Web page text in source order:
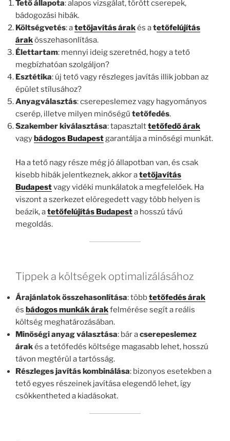
Tető állapota: alapos vizsgálat, törött cserepek,
bádogozási hibák.
Költségvetés: atetőjavítás árakés atetőfelújítás
árakösszehasonlítása.
Élettartam: mennyi ideig szeretnéd, hogy a tető
megbízhatóan szolgáljon?
Esztétika: új tető vagy részleges javítás illik jobban az
épület stílusához?
Anyagválasztás: cserepeslemez vagy hagyományos
cserép, illetve milyen minőségű tetőfedés.
Szakember kiválasztása: tapasztalttetőfedő árak
vagy bádogos Budapestgarantálja a minőségi munkát.
Ha a tető nagy része még jó állapotban van, és csak
kisebb hibák jelentkeznek, akkor atetőjavítás
Budapestvagy vidéki munkálatok a megfelelőek. Ha
viszont a szerkezet elöregedett vagy több helyen is
beázik, atetőfelújítás Budapesta hosszú távú
megoldás.
Tippek a költségek optimalizálásához
Árajánlatok összehasonlítása: többtetőfedés árak
és bádogos munkák árakfelmérése segít a reális
költség meghatározásában.
Minőségi anyag választása: bár acserepeslemez
árakés a tetőfedés költsége magasabb lehet, hosszú
távon megtérül a tartósság.
Részleges javítás kombinálása: bizonyos esetekben a
tető egyes részeinek javítása elegendő lehet, így
csökkentheted a kiadásokat.